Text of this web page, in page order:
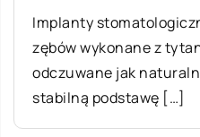
Implanty
zębów wykonane z
odczuwane jak
stabilną podstawę […]